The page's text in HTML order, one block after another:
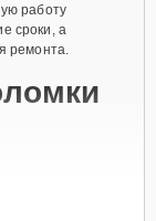
работу
сроки, а
ремонта.